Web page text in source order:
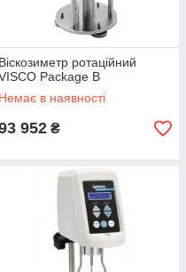
лежить
рідини, яка залежить
складаються із
обертового
Між ними знаходиться
елемент.
швидкості, з якою
(капіляри) відомого
високоточним
Віскозиметр ротаційний
Package B
Немає в наявності
952 ₴